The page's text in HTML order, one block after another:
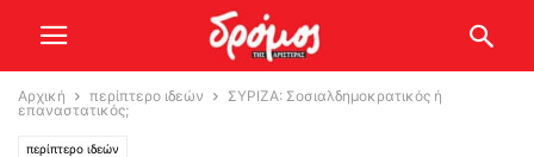
Αρχική περίπτερο ιδεών
ΣΥΡΙΖΑ: Σοσιαλδημοκρατικός ή
επαναστατικός;
περίπτερο ιδεών